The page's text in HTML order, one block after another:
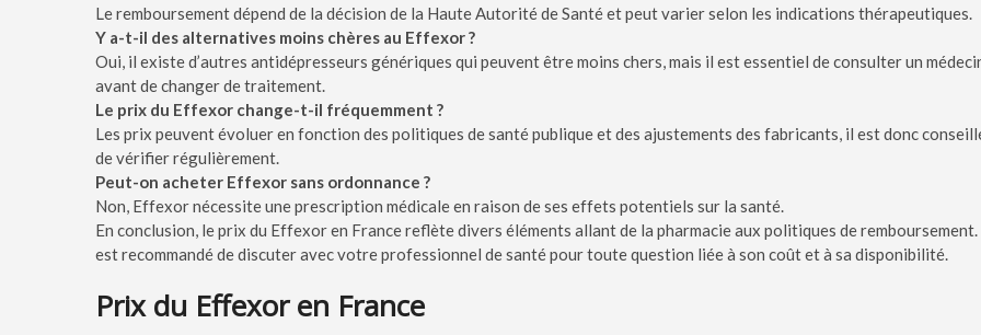
Le remboursement dépend de la décision de la Haute Autorité de Santé et peut varier selon les indications thérapeutiques.
Y a-t-il des alternatives moins chères au Effexor ?
Oui, il existe d’autres antidépresseurs génériques qui peuvent être moins chers, mais il est essentiel de consulter un
avant de changer de traitement.
Le prix du Effexor change-t-il fréquemment ?
Les prix peuvent évoluer en fonction des politiques de santé publique et des ajustements des fabricants, il est donc
de vérifier régulièrement.
Peut-on acheter Effexor sans ordonnance ?
Non, Effexor nécessite une prescription médicale en raison de ses effets potentiels sur la santé.
En conclusion, le prix du Effexor en France reflète divers éléments allant de la pharmacie aux politiques de
est recommandé de discuter avec votre professionnel de santé pour toute question liée à son coût et à sa disponibilité.
Prix du Effexor en France